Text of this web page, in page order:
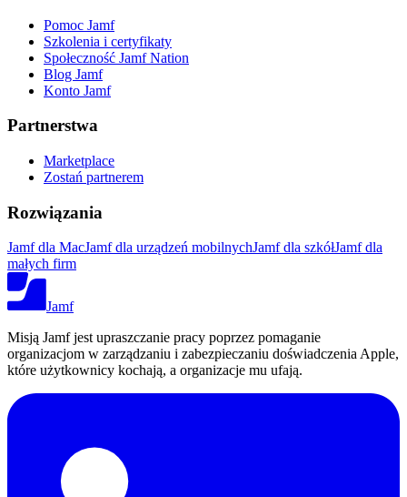
Pomoc Jamf
Szkolenia i certyfikaty
Społeczność Jamf Nation
Blog Jamf
Konto Jamf
Partnerstwa
Marketplace
Zostań partnerem
Rozwiązania
Jamf dla MacJamf dla urządzeń mobilnychJamf dla szkółJamf dla
małych firm
Jamf
Misją Jamf jest upraszczanie pracy poprzez pomaganie
organizacjom w zarządzaniu i zabezpieczaniu doświadczenia Apple,
które użytkownicy kochają, a organizacje mu ufają.